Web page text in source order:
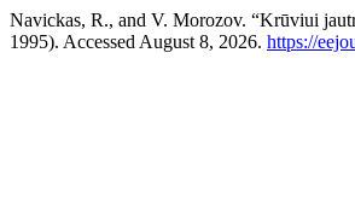
Navickas, R., and V. Morozov. “Krūviui
1995). Accessed August 8, 2026. https://